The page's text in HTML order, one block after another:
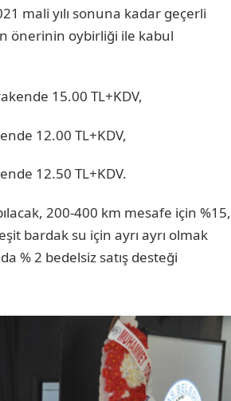
mali yılı sonuna kadar geçerli
önerinin oybirliği ile kabul
15.00 TL+KDV,
12.00 TL+KDV,
12.50 TL+KDV.
200-400 km mesafe için %15,
bardak su için ayrı ayrı olmak
% 2 bedelsiz satış desteği